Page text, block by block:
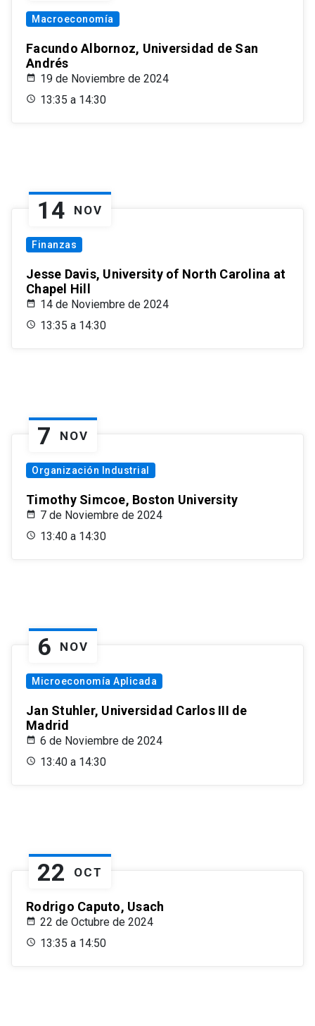
Macroeconomía
Facundo Albornoz, Universidad de San
Andrés
19 de Noviembre de 2024
13:35 a 14:30
14 NOV
Finanzas
Jesse Davis, University of North Carolina at
Chapel Hill
14 de Noviembre de 2024
13:35 a 14:30
7 NOV
Organización Industrial
Timothy Simcoe, Boston University
7 de Noviembre de 2024
13:40 a 14:30
6 NOV
Microeconomía Aplicada
Jan Stuhler, Universidad Carlos III de
Madrid
6 de Noviembre de 2024
13:40 a 14:30
22 OCT
Rodrigo Caputo, Usach
22 de Octubre de 2024
13:35 a 14:50